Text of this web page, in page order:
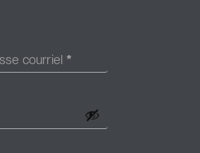
courriel *